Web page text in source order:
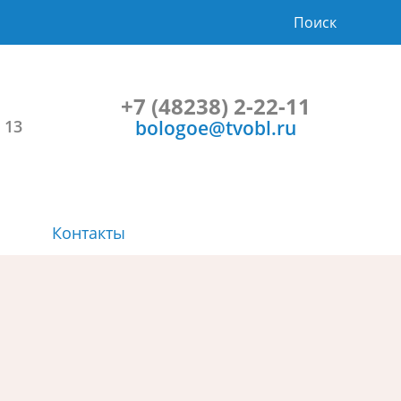
Поиск
+7 (48238) 2-22-11
bologoe@tvobl.ru
Контакты